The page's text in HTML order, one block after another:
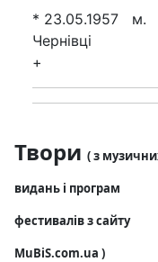
* 23.05.1957 м.
Чернівці
+
Твори ( з
видань і програм
фестивалів з сайту
MuBiS.com.ua )